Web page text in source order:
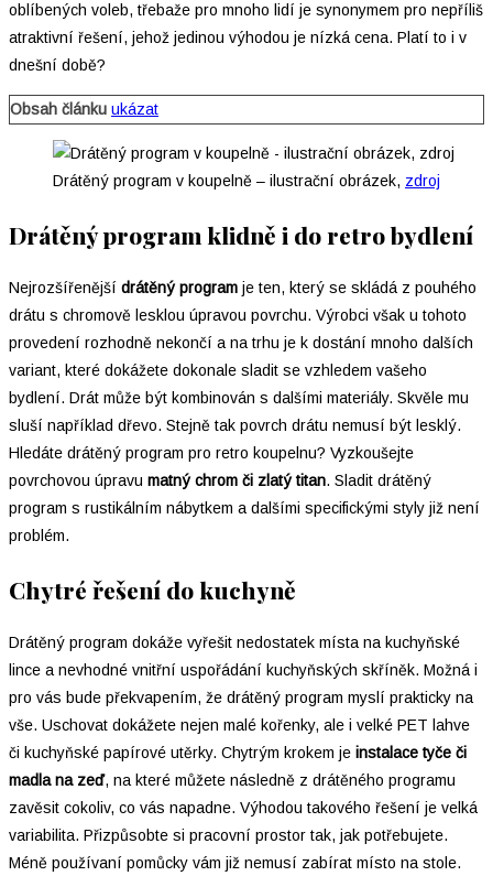
oblíbených voleb, třebaže pro mnoho lidí je synonymem pro nepříliš
atraktivní řešení, jehož jedinou výhodou je nízká cena. Platí to i v
dnešní době?
Obsah článku ukázat
Drátěný program v koupelně – ilustrační obrázek, zdroj
Drátěný program klidně i do retro bydlení
Nejrozšířenější drátěný program je ten, který se skládá z pouhého
drátu s chromově lesklou úpravou povrchu. Výrobci však u tohoto
provedení rozhodně nekončí a na trhu je k dostání mnoho dalších
variant, které dokážete dokonale sladit se vzhledem vašeho
bydlení. Drát může být kombinován s dalšími materiály. Skvěle mu
sluší například dřevo. Stejně tak povrch drátu nemusí být lesklý.
Hledáte drátěný program pro retro koupelnu? Vyzkoušejte
povrchovou úpravu matný chrom či zlatý titan. Sladit drátěný
program s rustikálním nábytkem a dalšími specifickými styly již není
problém.
Chytré řešení do kuchyně
Drátěný program dokáže vyřešit nedostatek místa na kuchyňské
lince a nevhodné vnitřní uspořádání kuchyňských skříněk. Možná i
pro vás bude překvapením, že drátěný program myslí prakticky na
vše. Uschovat dokážete nejen malé kořenky, ale i velké PET lahve
či kuchyňské papírové utěrky. Chytrým krokem je instalace tyče či
madla na zeď, na které můžete následně z drátěného programu
zavěsit cokoliv, co vás napadne. Výhodou takového řešení je velká
variabilita. Přizpůsobte si pracovní prostor tak, jak potřebujete.
Méně používaní pomůcky vám již nemusí zabírat místo na stole.